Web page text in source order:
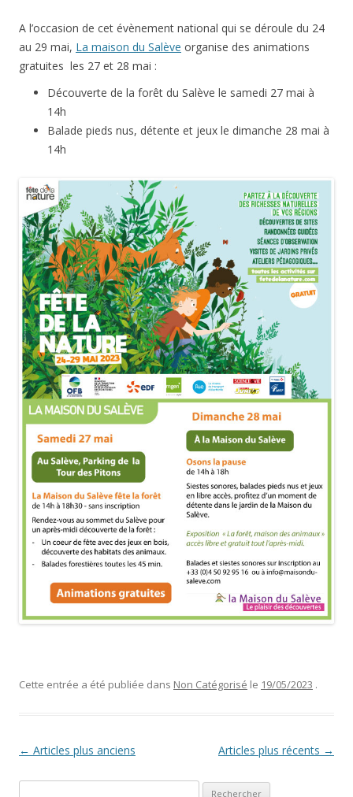
A l’occasion de cet évènement national qui se déroule du 24
au 29 mai, La maison du Salève organise des animations
gratuites les 27 et 28 mai :
Découverte de la forêt du Salève le samedi 27 mai à
14h
Balade pieds nus, détente et jeux le dimanche 28 mai à
14h
Cette entrée a été publiée dans Non Catégorisé le 19/05/2023 .
Navigation
← Articles plus anciens Articles plus récents →